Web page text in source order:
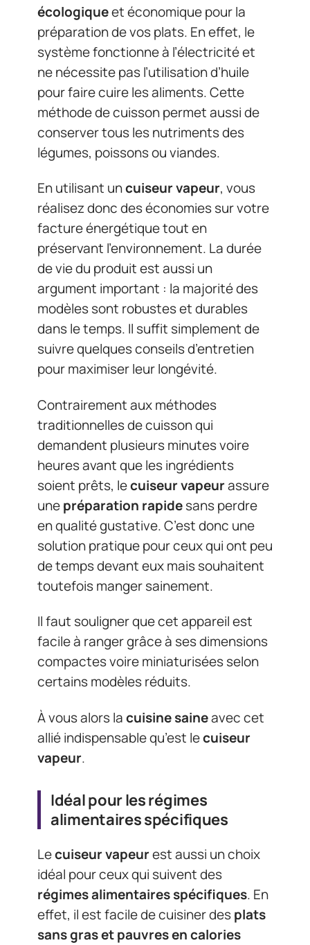
écologiqueet économique pour la
préparation de vos plats. En effet, le
système fonctionne à l’électricité et
ne nécessite pas l’utilisation d’huile
pour faire cuire les aliments. Cette
méthode de cuisson permet aussi de
conserver tous les nutriments des
légumes, poissons ou viandes.
En utilisant uncuiseur vapeur, vous
réalisez donc des économies sur votre
facture énergétique tout en
préservant l’environnement. La durée
de vie du produit est aussi un
argument important : la majorité des
modèles sont robustes et durables
dans le temps. Il suffit simplement de
suivre quelques conseils d’entretien
pour maximiser leur longévité.
Contrairement aux méthodes
traditionnelles de cuisson qui
demandent plusieurs minutes voire
heures avant que les ingrédients
soient prêts, lecuiseur vapeurassure
unepréparation rapidesans perdre
en qualité gustative. C’est donc une
solution pratique pour ceux qui ont peu
de temps devant eux mais souhaitent
toutefois manger sainement.
Il faut souligner que cet appareil est
facile à ranger grâce à ses dimensions
compactes voire miniaturisées selon
certains modèles réduits.
À vous alors lacuisine saineavec cet
allié indispensable qu’est lecuiseur
vapeur.
Idéal pour les régimes
alimentaires spécifiques
Lecuiseur vapeurest aussi un choix
idéal pour ceux qui suivent des
régimes alimentaires spécifiques. En
effet, il est facile de cuisiner desplats
sans gras et pauvres en calories